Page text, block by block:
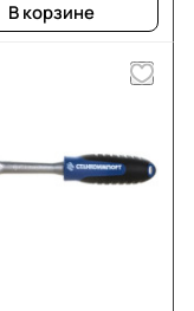
В корзине